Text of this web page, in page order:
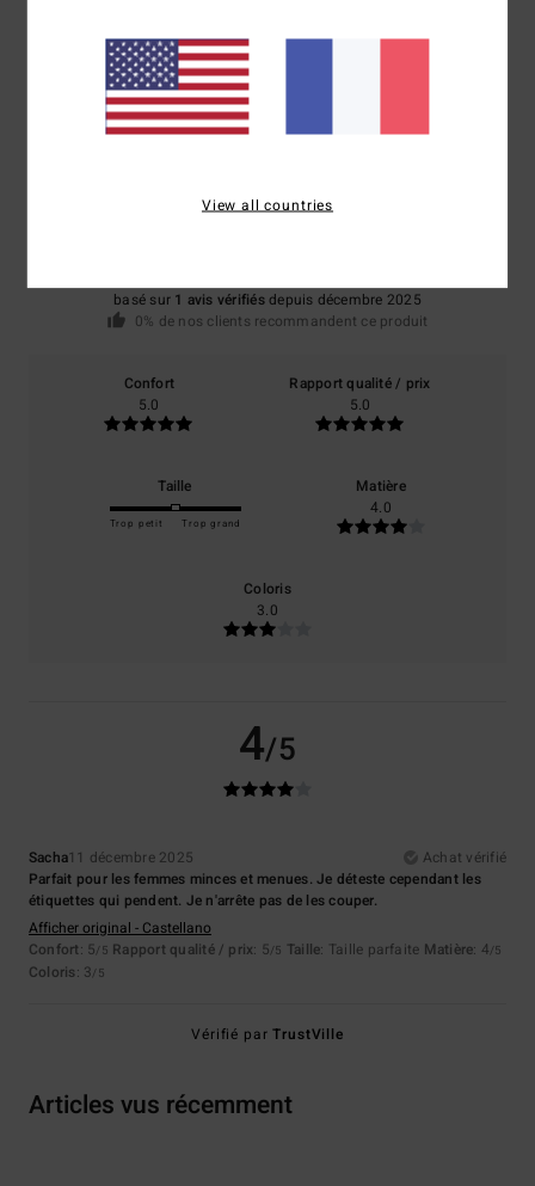
Avis clients
4.0
basé sur 1 avis vérifiésdepuis décembre 2025
0% de nos clients recommandent ce produit
Confort
5.0
Rapport qualité / prix
5.0
Taille
Trop petit Trop grand
Matière
4.0
Coloris
3.0
4/5
Sacha11 décembre 2025
Achat vérifié
Parfait pour les femmes minces et menues. Je déteste cependant les
étiquettes qui pendent. Je n'arrête pas de les couper.
Afficher original - Castellano
Confort: 5/5 Rapport qualité / prix: 5/5 Taille: Taille parfaite Matière: 4/5
Coloris: 3/5
Vérifié parTrustVille
Articles vus récemment
View all countries